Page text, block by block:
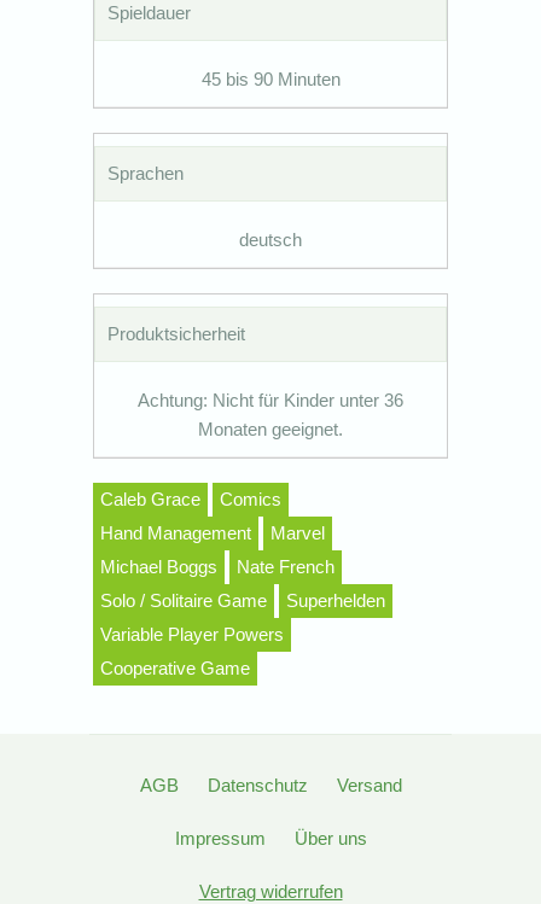
Spieldauer
45 bis 90 Minuten
Sprachen
deutsch
Produktsicherheit
Achtung: Nicht für Kinder unter 36
Monaten geeignet.
Caleb Grace
Comics
Hand Management
Marvel
Michael Boggs
Nate French
Solo / Solitaire Game
Superhelden
Variable Player Powers
Cooperative Game
AGB Datenschutz Versand
Impressum Über uns
Vertrag widerrufen